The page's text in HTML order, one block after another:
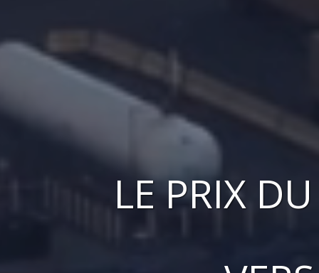
LEPRIX